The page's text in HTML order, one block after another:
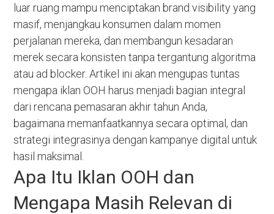
luar ruang mampu menciptakan brand visibility yang
masif, menjangkau konsumen dalam momen
perjalanan mereka, dan membangun kesadaran
merek secara konsisten tanpa tergantung algoritma
atau ad blocker. Artikel ini akan mengupas tuntas
mengapa iklan OOH harus menjadi bagian integral
dari rencana pemasaran akhir tahun Anda,
bagaimana memanfaatkannya secara optimal, dan
strategi integrasinya dengan kampanye digital untuk
hasil maksimal.
Apa Itu Iklan OOH dan
Mengapa Masih Relevan di